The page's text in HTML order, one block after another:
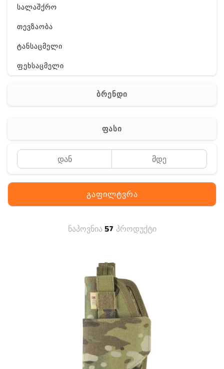
სალაშქრო
თევზაობა
ტანსაცმელი
ფეხსაცმელი
აქსესუარები
Off-Road
ბრენდი
ფასი
გაფილტვრა
ნაპოვნია57 პროდუქტი